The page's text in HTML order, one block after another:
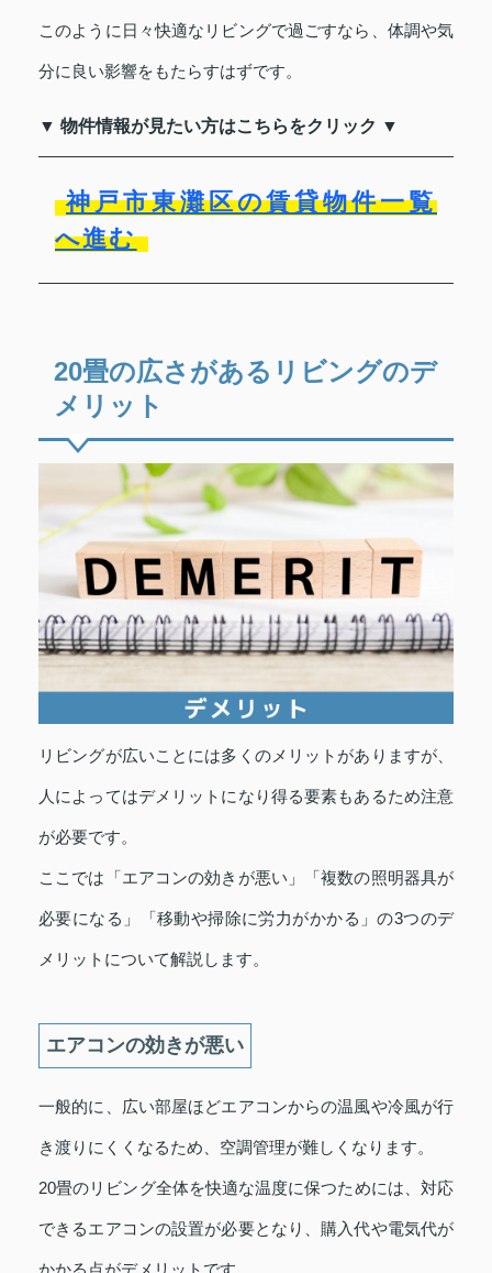
このように日々快適なリビングで過ごすなら、体調や気
分に良い影響をもたらすはずです。
▼ 物件情報が見たい方はこちらをクリック ▼
神戸市東灘区の賃貸物件一覧
へ進む
20畳の広さがあるリビングのデ
メリット
リビングが広いことには多くのメリットがありますが、
人によってはデメリットになり得る要素もあるため注意
が必要です。
ここでは「エアコンの効きが悪い」「複数の照明器具が
必要になる」「移動や掃除に労力がかかる」の3つのデ
メリットについて解説します。
エアコンの効きが悪い
一般的に、広い部屋ほどエアコンからの温風や冷風が行
き渡りにくくなるため、空調管理が難しくなります。
20畳のリビング全体を快適な温度に保つためには、対応
できるエアコンの設置が必要となり、購入代や電気代が
かかる点がデメリットです。